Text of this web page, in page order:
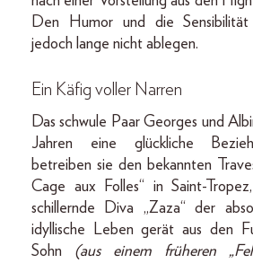
Den Humor und die
jedoch lange nicht ablegen.
Ein Käfig voller Narren
Das schwule Paar Georges und
Jahren eine glückliche
betreiben sie den bekannten
Cage aux Folles“ in Saint-
schillernde Diva „Zaza“ der
idyllische Leben gerät aus den
Sohn (aus einem früheren